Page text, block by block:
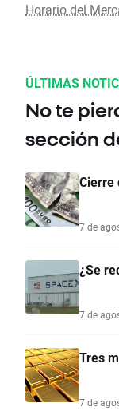
Horario del
ÚLTIMAS
No te
sección
Cierre
7 de
¿Se
7 de
Tres
7 de